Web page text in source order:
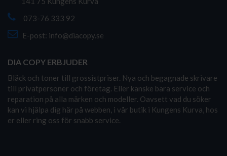
073-76 333 92
E-post: info@diacopy.se
DIA COPY ERBJUDER
Bläck och toner till grossistpriser. Nya och begagnade skrivare
till privatpersoner och företag. Eller kanske bara service och
reparation på alla märken och modeller. Oavsett vad du söker
kan vi hjälpa dig här på webben, i vår butik i Kungens Kurva, hos
er eller ring oss för snabb service.